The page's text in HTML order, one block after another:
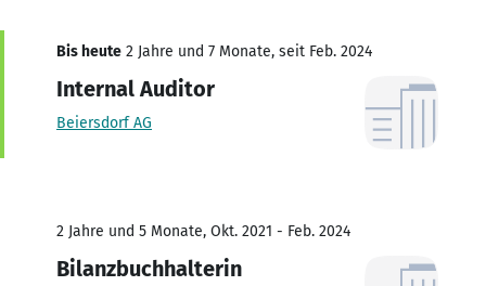
Bis heute 2 Jahre und 7 Monate, seit Feb. 2024
Internal Auditor
Beiersdorf AG
2 Jahre und 5 Monate, Okt. 2021 - Feb. 2024
Bilanzbuchhalterin